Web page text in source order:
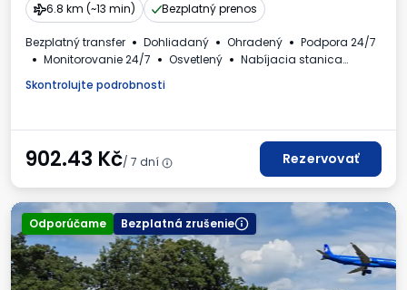
6.8 km (~13 min)
Bezplatný prenos
Bezplatný transfer Dohliadaný Ohradený
Podpora 24/7
Monitorovanie 24/7
Osvetlený
Nabíjacia stanica
Osobné automobily
Skontrolujte podrobnosti
902.43 Kč/ 7 dní Rezervovať
Odporúčame Bezplatná zrušenie